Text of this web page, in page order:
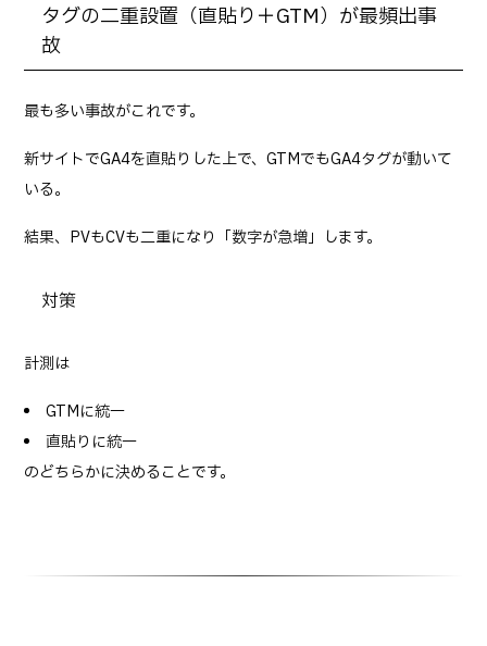
タグの二重設置（直貼り＋GTM）が最頻出事
故
最も多い事故がこれです。
新サイトでGA4を直貼りした上で、GTMでもGA4タグが動いて
いる。
結果、PVもCVも二重になり「数字が急増」します。
対策
計測は
GTMに統一
直貼りに統一
のどちらかに決めることです。